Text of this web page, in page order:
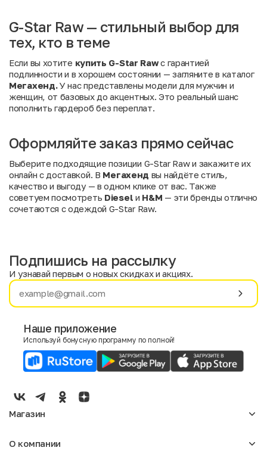
G-Star Raw — стильный выбор для
тех, кто в теме
Если вы хотите купить G-Star Rawс гарантией
подлинности и в хорошем состоянии — загляните в каталог
Мегахенд.У нас представлены модели для мужчин и
женщин, от базовых до акцентных. Это реальный шанс
пополнить гардероб без переплат.
Оформляйте заказ прямо сейчас
Выберите подходящие позиции G-Star Raw и закажите их
онлайн с доставкой. В Мегахенд вы найдёте стиль,
качество и выгоду — в одном клике от вас. Также
советуем посмотреть Diesel и H&M — эти бренды отлично
сочетаются с одеждой G-Star Raw.
Имя
E-mail
Мужской
Женский
Подпишись на рассылку
И узнавай первым о новых скидках и акциях.
Наше приложение
Используй бонусную программу по полной!
Магазин
Мужское
О компании